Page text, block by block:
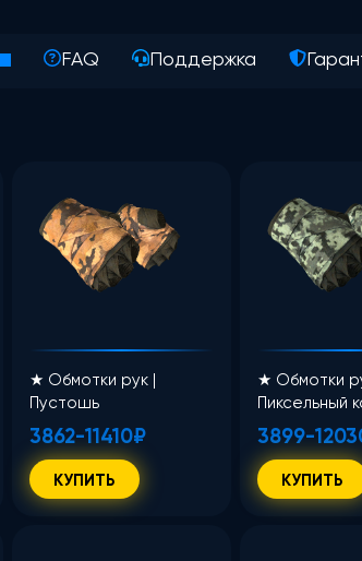
FAQ Поддержка
★ Обмотки рук |
Пустошь
3862-11410₽
КУПИТЬ
★ Обмотки
Пиксельный
«Хвоя»
3899-
КУПИТЬ